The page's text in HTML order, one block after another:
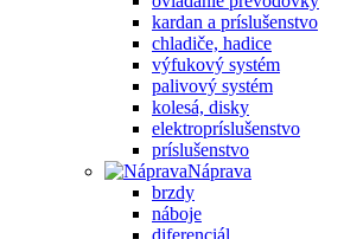
kardan a príslušenstvo
chladiče, hadice
výfukový systém
palivový systém
kolesá, disky
elektropríslušenstvo
príslušenstvo
Náprava
brzdy
náboje